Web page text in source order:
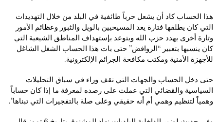
هذا الحساب كاد أن يشعل حرباً طائفية في البلد من خلال التهديدات
التي كان يطلقها فتارة يعد المسيحيين بالويل والثبور وعظائم الأمور
وتارة أخرى يهدد حزب الله ويتوعد بإستهداف المناطق الشيعية التي
كان ينسبها بتعبير “الروافض” حتى بات هذا الحساب الشغل الشاغل
للأجهزة الأمنية ومكتب مكافحة الجرائم الإلكترونية.
حتى دخل الحساب والجهات التي تقف وراء في سباق التحليلات
السياسية والقضائي التي عملت على رصده لمعرفة ما إذا كان حساباً
وهمياً لتنظيم وهمي أم أنه حقيقي وعلى صلة بالتفجيرات التي تبناها”.